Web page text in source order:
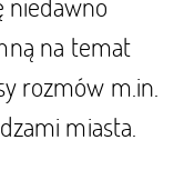
na temat
rozmów m.in.
miasta.